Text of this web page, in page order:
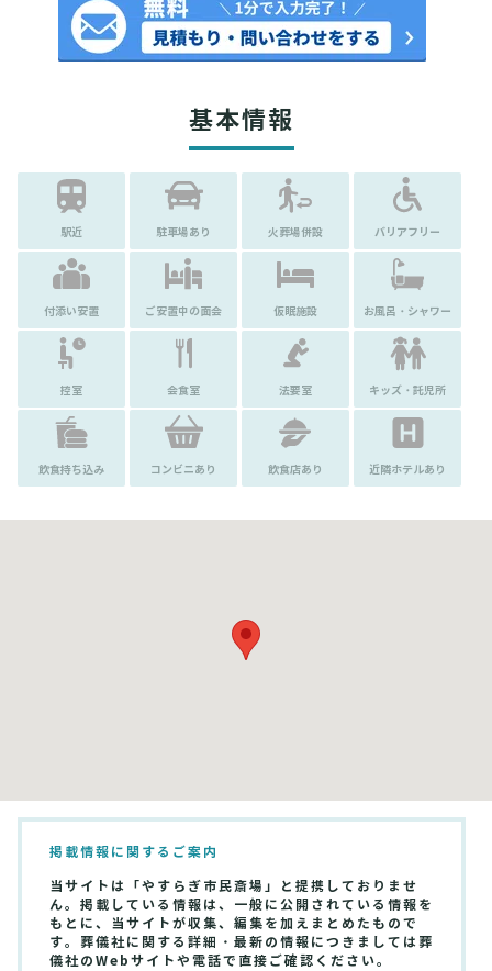
基本情報
駅近 駐車場あり 火葬場併設 バリアフリー
付添い安置 ご安置中の面会 仮眠施設 お風呂・シャワー
控室 会食室 法要室 キッズ・託児所
飲食持ち込み コンビニあり 飲食店あり 近隣ホテルあり
掲載情報に関するご案内
当サイトは「やすらぎ市民斎場」と提携しておりませ
ん。掲載している情報は、一般に公開されている情報を
もとに、当サイトが収集、編集を加えまとめたもので
す。葬儀社に関する詳細・最新の情報につきましては葬
儀社のWebサイトや電話で直接ご確認ください。